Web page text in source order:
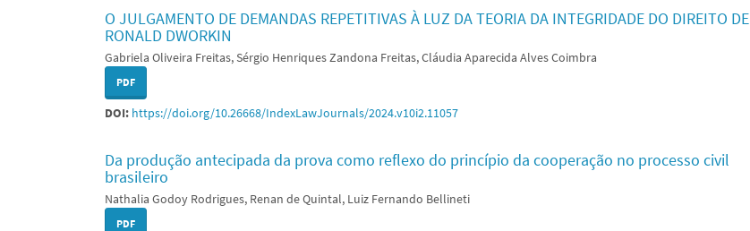
O JULGAMENTO DE DEMANDAS REPETITIVAS À LUZ DA TEORIA DA INTEGRIDADE DO DIREITO DE
RONALD DWORKIN
Gabriela Oliveira Freitas, Sérgio Henriques Zandona Freitas, Cláudia Aparecida Alves Coimbra
PDF
DOI: https://doi.org/10.26668/IndexLawJournals/2024.v10i2.11057
Da produção antecipada da prova como reflexo do princípio da cooperação no processo civil
brasileiro
Nathalia Godoy Rodrigues, Renan de Quintal, Luiz Fernando Bellineti
PDF